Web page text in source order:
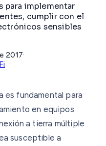
para implementar
cumplir con el
sensibles
2017·
es fundamental para
en equipos
a tierra múltiple
susceptible a